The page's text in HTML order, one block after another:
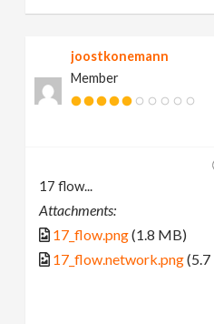
joostkonemann
Member
17 flow...
Attachments:
17_flow.png(1.8 MB)
17_flow.network.png